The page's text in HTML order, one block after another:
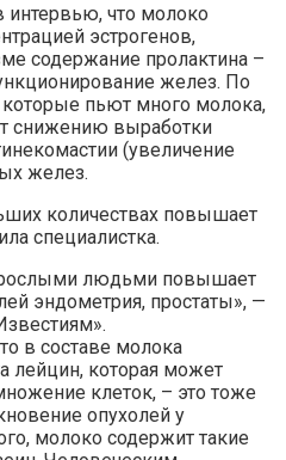
интервью, что молоко
эстрогенов,
содержание пролактина –
желез. По
пьют много молока,
снижению выработки
(увеличение
желез.
количествах повышает
специалистка.
людьми повышает
эндометрия, простаты», —
в составе молока
лейцин, которая может
клеток, – это тоже
опухолей у
молоко содержит такие